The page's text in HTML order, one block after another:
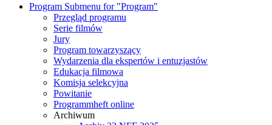
Program Submenu for "Program"
Przegląd programu
Serie filmów
Jury
Program towarzyszący
Wydarzenia dla ekspertów i entuzjastów
Edukacja filmowa
Komisja selekcyjna
Powitanie
Programmheft online
Archiwum